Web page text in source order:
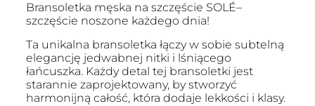
Bransoletka męska na szczęście SOLÉ–
szczęście noszone każdego dnia!
Ta unikalna bransoletka łączy w sobie subtelną
elegancję jedwabnej nitki i lśniącego
łańcuszka. Każdy detal tej bransoletki jest
starannie zaprojektowany, by stworzyć
harmonijną całość, która dodaje lekkości i klasy.